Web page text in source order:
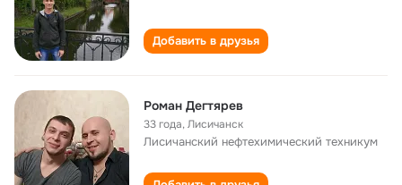
Добавить в друзья
Роман Дегтярев
33 года,Лисичанск
Лисичанский нефтехимический техникум